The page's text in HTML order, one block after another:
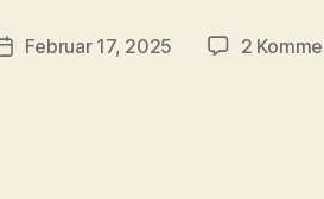
Beitragsdatum
Februar 17, 2025 2